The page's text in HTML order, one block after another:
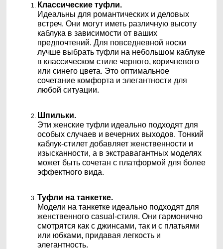
Классические туфли.
Идеальны для романтических и деловых
встреч. Они могут иметь различную высоту
каблука в зависимости от ваших
предпочтений. Для повседневной носки
лучше выбрать туфли на небольшом каблуке
в классическом стиле черного, коричневого
или синего цвета. Это оптимальное
сочетание комфорта и элегантности для
любой ситуации.
Шпильки.
Эти женские туфли идеально подходят для
особых случаев и вечерних выходов. Тонкий
каблук-стилет добавляет женственности и
изысканности, а в экстравагантных моделях
может быть сочетан с платформой для более
эффектного вида.
Туфли на танкетке.
Модели на танкетке идеально подходят для
женственного casual-стиля. Они гармонично
смотрятся как с джинсами, так и с платьями
или юбками, придавая легкость и
элегантность.